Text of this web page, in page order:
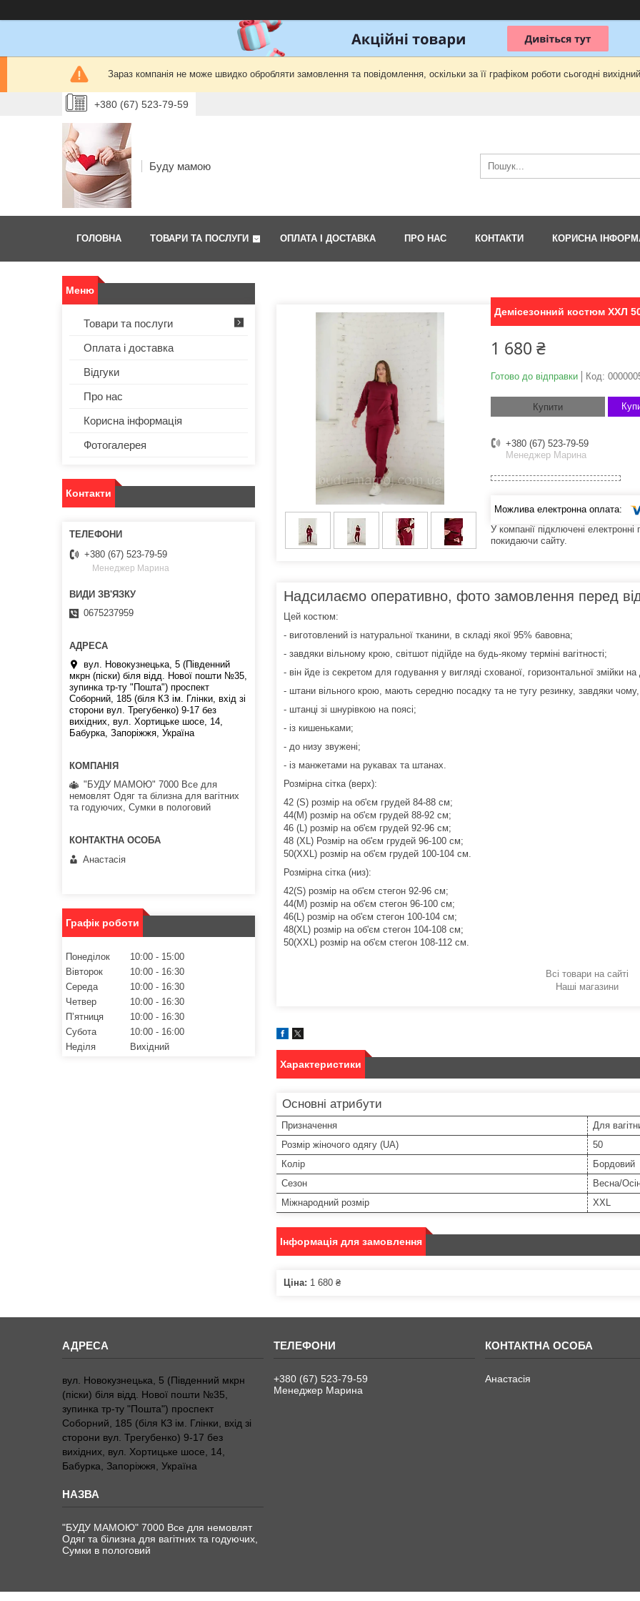
Зараз компанія не може швидко обробляти замовлення та повідомлення, оскільки за її графіком роботи сьогодні
+380 (67) 523-79-59
Буду мамою
ГОЛОВНА ТОВАРИ ТА ПОСЛУГИ ОПЛАТА І ДОСТАВКА ПРО НАС КОНТАКТИ КОРИСНА
Демісезонний костюм ХХЛ
1 680 ₴
Готово до відправки Код:
Купити
+380 (67) 523-79-59
Менеджер Марина
У компанії підключені
покидаючи сайту.
Надсилаємо оперативно, фото замовлення перед
Цей костюм:
- виготовлений із натуральної тканини, в складі якої 95% бавовна;
- завдяки вільному крою, світшот підійде на будь-якому терміні вагітності;
- він йде із секретом для годування у вигляді схованої, горизонтальної змійки на
- штани вільного крою, мають середню посадку та не тугу резинку, завдяки чому,
- штанці зі шнурівкою на поясі;
- із кишеньками;
- до низу звужені;
- із манжетами на рукавах та штанах.
Розмірна сітка (верх):
42 (S) розмір на об'єм грудей 84-88 см;
44(M) розмір на об'єм грудей 88-92 см;
46 (L) розмір на об'єм грудей 92-96 см;
48 (XL) Розмір на об'єм грудей 96-100 см;
50(XXL) розмір на об'єм грудей 100-104 см.
Розмірна сітка (низ):
42(S) розмір на об'єм стегон 92-96 см;
44(M) розмір на об'єм стегон 96-100 см;
46(L) розмір на об'єм стегон 100-104 см;
48(XL) розмір на об'єм стегон 104-108 см;
50(XXL) розмір на об'єм стегон 108-112 см.
Всі товари на сайті
Наші магазини
Характеристики
Основні атрибути
Призначення
Для
Розмір жіночого одягу (UA)
50
Колір
Бордовий
Сезон
Весна/
Міжнародний розмір
XXL
Інформація для замовлення
Ціна: 1 680 ₴
Товари та послуги
Оплата і доставка
Відгуки
Про нас
Корисна інформація
Фотогалерея
Контакти
+380 (67) 523-79-59
Менеджер Марина
0675237959
вул. Новокузнецька, 5 (Південний
мкрн (піски) біля відд. Нової пошти №35,
зупинка тр-ту "Пошта") проспект
Соборний, 185 (біля КЗ ім. Глінки, вхід зі
сторони вул. Трегубенко) 9-17 без
вихідних, вул. Хортицьке шосе, 14,
Бабурка, Запоріжжя, Україна
"БУДУ МАМОЮ" 7000 Все для
немовлят Одяг та білизна для вагітних
та годуючих, Сумки в пологовий
Анастасія
Графік роботи
Понеділок 10:00
15:00
Вівторок
10:00
16:30
Середа
10:00
16:30
Четвер
10:00
16:30
Пʼятниця
10:00
16:30
Субота
10:00
16:00
Неділя
Вихідний
вул. Новокузнецька, 5 (Південний мкрн
(піски) біля відд. Нової пошти №35,
зупинка тр-ту "Пошта") проспект
Соборний, 185 (біля КЗ ім. Глінки, вхід зі
сторони вул. Трегубенко) 9-17 без
вихідних, вул. Хортицьке шосе, 14,
Бабурка, Запоріжжя, Україна
"БУДУ МАМОЮ" 7000 Все для немовлят
Одяг та білизна для вагітних та годуючих,
Сумки в пологовий
+380 (67) 523-79-59
Менеджер Марина
Анастасія